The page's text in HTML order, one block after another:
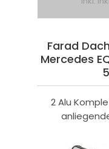
Farad
Mercedes
2 Alu